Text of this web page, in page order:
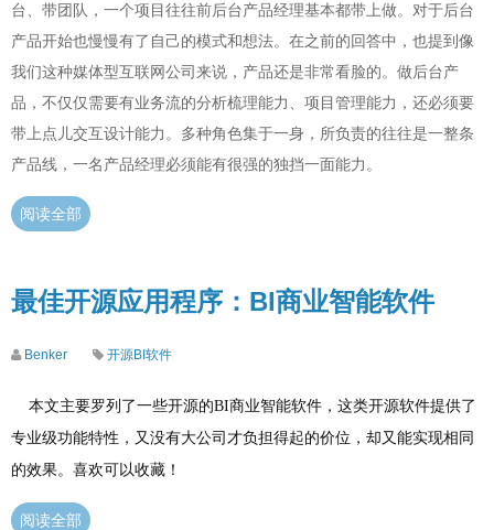
台、带团队，一个项目往往前后台产品经理基本都带上做。对于后台
产品开始也慢慢有了自己的模式和想法。在之前的回答中，也提到像
我们这种媒体型互联网公司来说，产品还是非常看脸的。做后台产
品，不仅仅需要有业务流的分析梳理能力、项目管理能力，还必须要
带上点儿交互设计能力。多种角色集于一身，所负责的往往是一整条
产品线，一名产品经理必须能有很强的独挡一面能力。
阅读全部
最佳开源应用程序：BI商业智能软件
Benker 开源BI软件
专业级功能特性，又没有大公司才负担得起的价位，却又能实现相同
的效果。喜欢可以收藏！
阅读全部